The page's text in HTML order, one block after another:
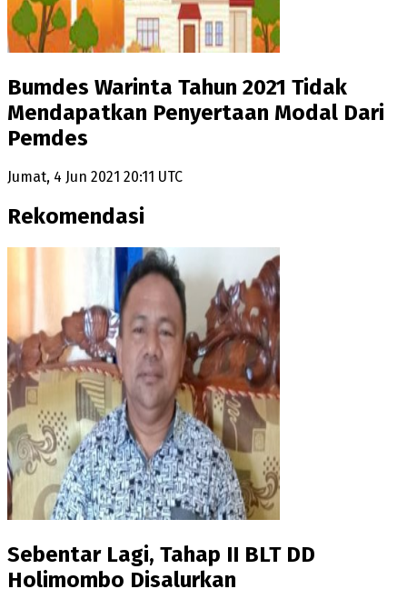
Bumdes Warinta Tahun 2021 Tidak
Mendapatkan Penyertaan Modal Dari
Pemdes
Jumat, 4 Jun 2021 20:11 UTC
Rekomendasi
Sebentar Lagi, Tahap II BLT DD
Holimombo Disalurkan